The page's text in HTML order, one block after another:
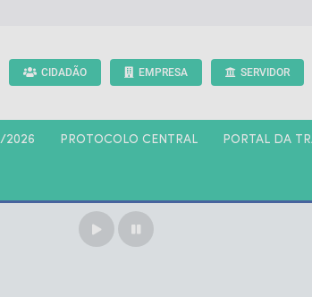
CIDADÃO EMPRESA SERVIDOR
2026 PROTOCOLO CENTRAL PORTAL DA